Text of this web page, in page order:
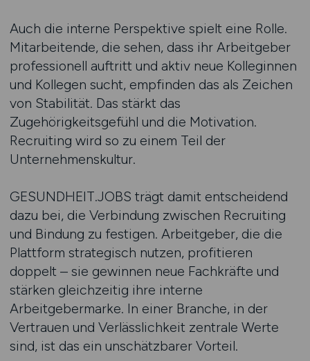
Auch die interne Perspektive spielt eine Rolle.
Mitarbeitende, die sehen, dass ihr Arbeitgeber
professionell auftritt und aktiv neue Kolleginnen
und Kollegen sucht, empfinden das als Zeichen
von Stabilität. Das stärkt das
Zugehörigkeitsgefühl und die Motivation.
Recruiting wird so zu einem Teil der
Unternehmenskultur.
GESUNDHEIT.JOBS trägt damit entscheidend
dazu bei, die Verbindung zwischen Recruiting
und Bindung zu festigen. Arbeitgeber, die die
Plattform strategisch nutzen, profitieren
doppelt – sie gewinnen neue Fachkräfte und
stärken gleichzeitig ihre interne
Arbeitgebermarke. In einer Branche, in der
Vertrauen und Verlässlichkeit zentrale Werte
sind, ist das ein unschätzbarer Vorteil.